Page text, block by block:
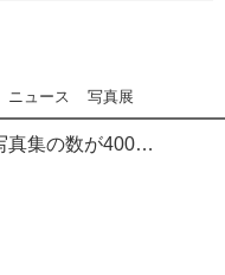
ニュース 写真展
世に送った写真集の数が400冊を超える！ ポートレート界の巨匠､山岸伸氏の写真展が本日10月19日より始まりました｡ 山岸氏のことば｡